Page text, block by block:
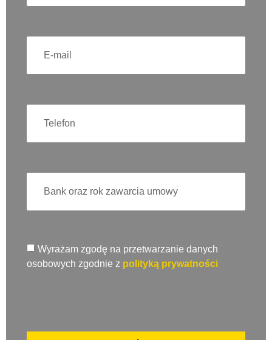
Wyrażam zgodę na przetwarzanie danych
osobowych zgodnie z polityką prywatności